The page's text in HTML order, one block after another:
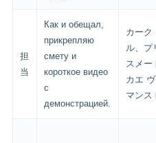
担
当
Как и обещал,
прикрепляю
смету и
короткое видео
с
демонстрацией.
カーク
ル、プ
スメー
カエ
マンス